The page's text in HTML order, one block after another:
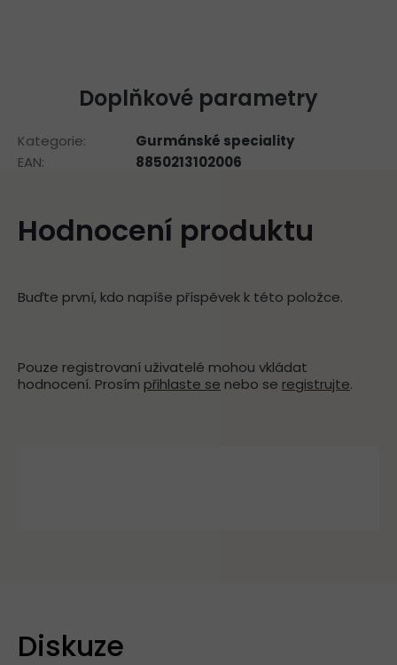
Doplňkové parametry
Kategorie:
Gurmánské speciality
EAN: 8850213102006
Hodnocení produktu
Buďte první, kdo napíše příspěvek k této položce.
Pouze registrovaní uživatelé mohou vkládat
hodnocení. Prosím přihlaste se nebo se registrujte.
Diskuze